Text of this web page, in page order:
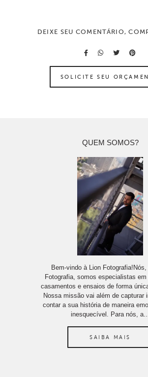
DEIXE SEU COMENTÁRIO,
SOLICITE SEU
QUEM SOMOS?
Bem-vindo à Lion
Fotografia, somos especialistas
casamentos e ensaios de forma
Nossa missão vai além de capturar
contar a sua história de maneira
inesquecível. Para nós,
SAIBA MAIS